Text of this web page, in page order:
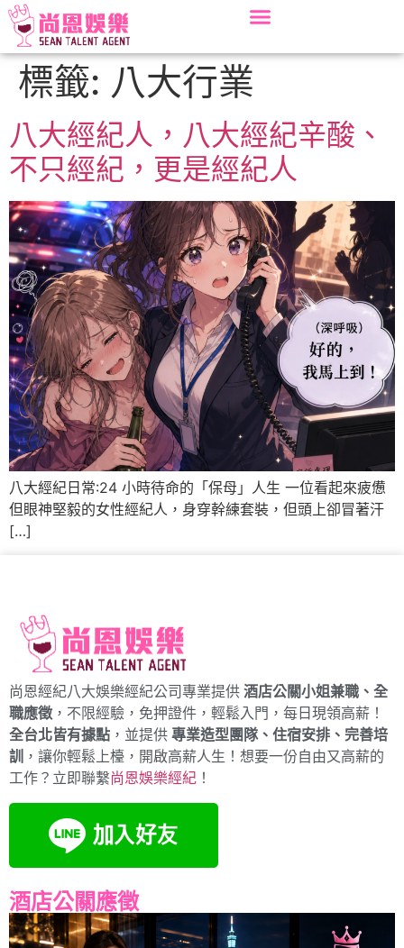
標籤: 八大行業
八大經紀人，八大經紀辛酸、
不只經紀，更是經紀人
八大經紀日常:24 小時待命的「保母」人生 一位看起來疲憊
但眼神堅毅的女性經紀人，身穿幹練套裝，但頭上卻冒著汗
[…]
尚恩經紀八大娛樂經紀公司專業提供 酒店公關小姐兼職、全
職應徵 ，不限經驗，免押證件，輕鬆入門，每日現領高薪！
全台北皆有據點 ，並提供 專業造型團隊、住宿安排、完善培
訓
，讓你輕鬆上檯，開啟高薪人生！想要一份自由又高薪的
工作？立即聯繫尚恩娛樂經紀 ！
酒店公關應徵